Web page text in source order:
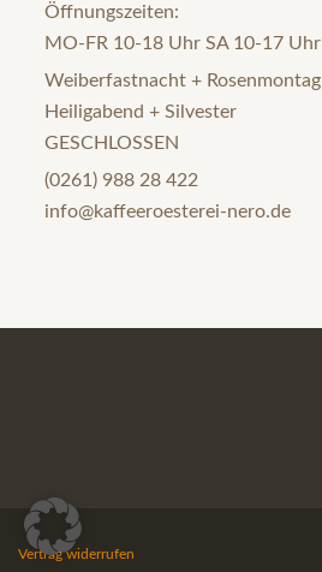
Öffnungszeiten:
MO-FR 10-18 Uhr SA 10-17 Uhr
Weiberfastnacht + Rosenmontag
Heiligabend + Silvester
GESCHLOSSEN
(0261) 988 28 422
info@kaffeeroesterei-nero.de
Vertrag widerrufen